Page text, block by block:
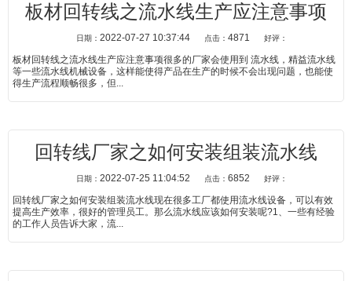
板材回转线之流水线生产应注意事项
日期： 2022-07-27 10:37:44 点击： 4871 好评：
板材回转线之流水线生产应注意事项很多的厂家会使用到 流水线，精益流水线
等一些流水线机械设备，这样能使得产品在生产的时候不会出现问题，也能使
得生产流程顺畅很多，但...
回转线厂家之如何安装组装流水线
日期： 2022-07-25 11:04:52 点击： 6852 好评：
回转线厂家之如何安装组装流水线现在很多工厂都使用流水线设备，可以有效
提高生产效率，很好的管理员工。那么流水线应该如何安装呢?1、一些有经验
的工作人员告诉大家，流...